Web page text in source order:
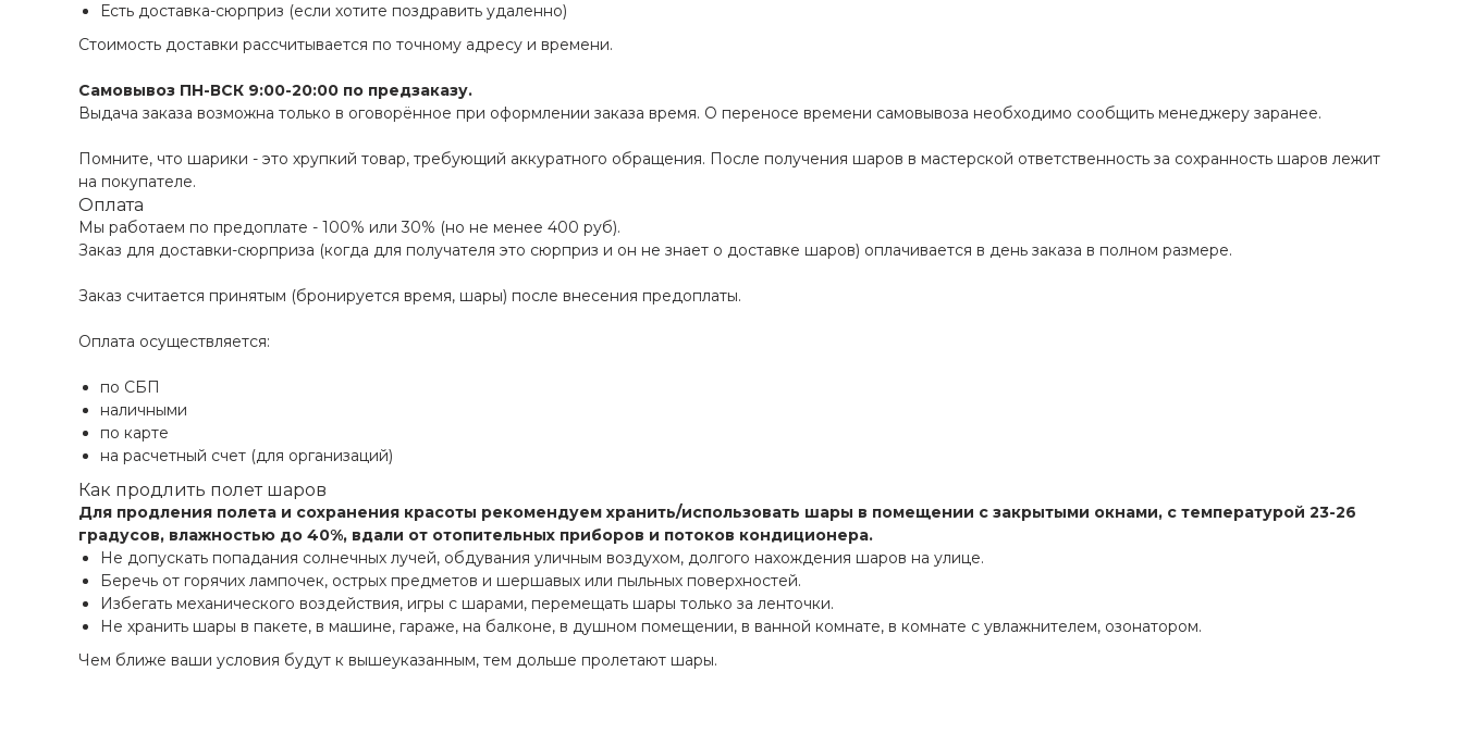
Есть доставка-сюрприз (если хотите поздравить удаленно)
Стоимость доставки рассчитывается по точному адресу и времени.
Самовывоз ПН-ВСК 9:00-20:00 по предзаказу.
Выдача заказа возможна только в оговорённое при оформлении заказа время. О переносе времени самовывоза необходимо сообщить менеджеру заранее.
Помните, что шарики - это хрупкий товар, требующий аккуратного обращения. После получения шаров в мастерской ответственность за сохранность шаров лежит
на покупателе.
Оплата
Мы работаем по предоплате - 100% или 30% (но не менее 400 руб).
Заказ для доставки-сюрприза (когда для получателя это сюрприз и он не знает о доставке шаров) оплачивается в день заказа в полном размере.
Заказ считается принятым (бронируется время, шары) после внесения предоплаты.
Оплата осуществляется:
по СБП
наличными
по карте
на расчетный счет (для организаций)
Как продлить полет шаров
Для продления полета и сохранения красоты рекомендуем хранить/использовать шары в помещении с закрытыми окнами, с температурой 23-26
градусов, влажностью до 40%, вдали от отопительных приборов и потоков кондиционера.
Не допускать попадания солнечных лучей, обдувания уличным воздухом, долгого нахождения шаров на улице.
Беречь от горячих лампочек, острых предметов и шершавых или пыльных поверхностей.
Избегать механического воздействия, игры с шарами, перемещать шары только за ленточки.
Не хранить шары в пакете, в машине, гараже, на балконе, в душном помещении, в ванной комнате, в комнате с увлажнителем, озонатором.
Чем ближе ваши условия будут к вышеуказанным, тем дольше пролетают шары.